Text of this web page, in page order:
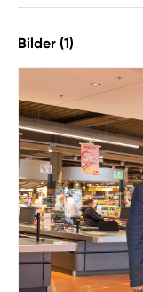
Bilder (1)